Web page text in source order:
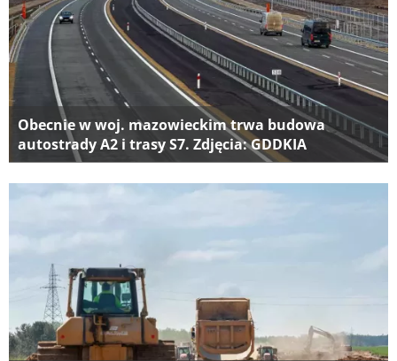
Obecnie w woj. mazowieckim trwa budowa
autostrady A2 i trasy S7. Zdjęcia: GDDKIA